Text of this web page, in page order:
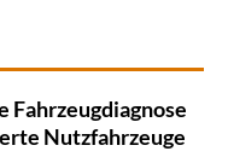
Fahrzeugdiagnose
Nutzfahrzeuge